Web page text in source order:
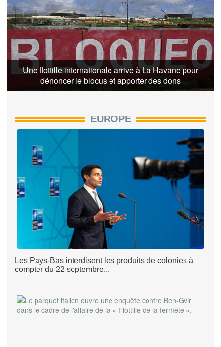
Une flottille internationale arrive à La Havane pour
dénoncer le blocus et apporter des dons
EUROPE
Les Pays-Bas interdisent les produits de colonies à
compter du 22 septembre...